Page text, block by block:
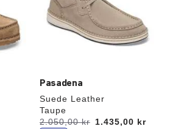
Pasadena
Suede Leather
Taupe
Förr:
2.050,00 kr
får
1.435,00 kr
s
p
uppdatera
produktbilden